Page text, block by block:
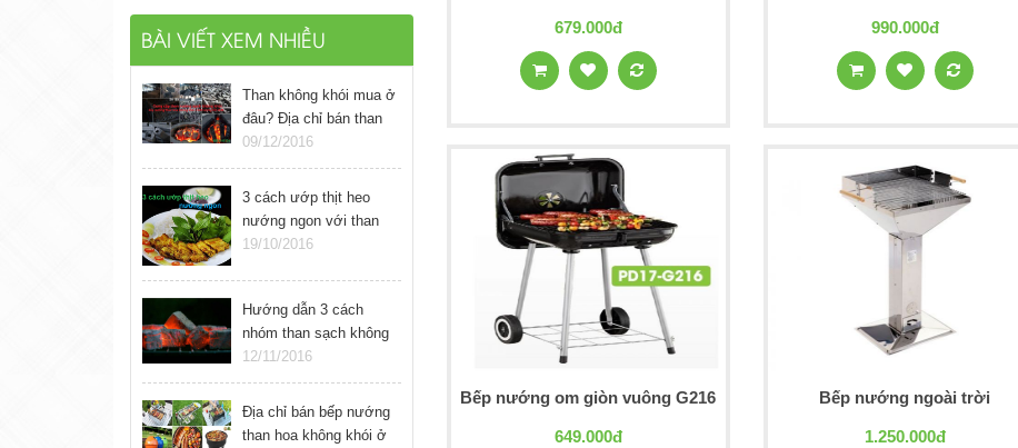
BÀI VIẾT XEM NHIỀU
Than không khói mua ở
đâu? Địa chỉ bán than
nướng sạch không khói
ở Hà Nội
09/12/2016
3 cách ướp thịt heo
nướng ngon với than
sạch không khói
19/10/2016
Hướng dẫn 3 cách
nhóm than sạch không
khói đơn giản
12/11/2016
Địa chỉ bán bếp nướng
than hoa không khói ở
679.000đ 990.000đ
Bếp nướng om giòn vuông G216
649.000đ
Bếp nướng ngoài trời
1.250.000đ